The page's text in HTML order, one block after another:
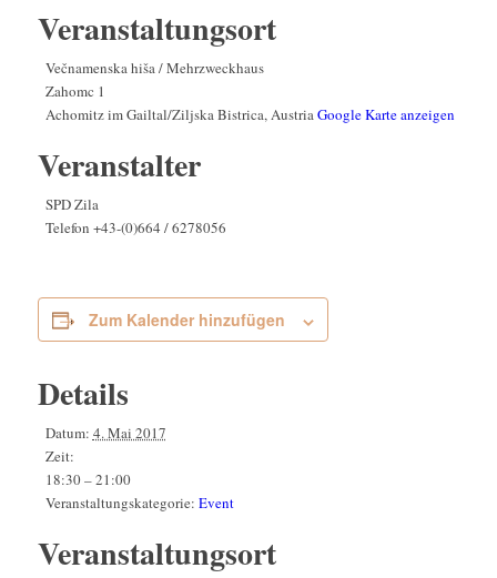
Veranstaltungsort
Večnamenska hiša / Mehrzweckhaus
Zahomc 1
Achomitz im Gailtal/Ziljska Bistrica,AustriaGoogle Karte anzeigen
Veranstalter
SPD Zila
Telefon +43-(0)664 / 6278056
Zum Kalender hinzufügen
Details
Datum: 4. Mai 2017
Zeit:
18:30 – 21:00
Veranstaltungskategorie: Event
Veranstaltungsort